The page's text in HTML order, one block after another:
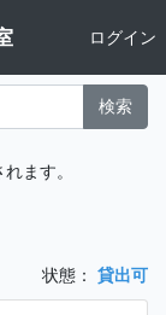
ログイン
検索
ます。
状態： 貸出可